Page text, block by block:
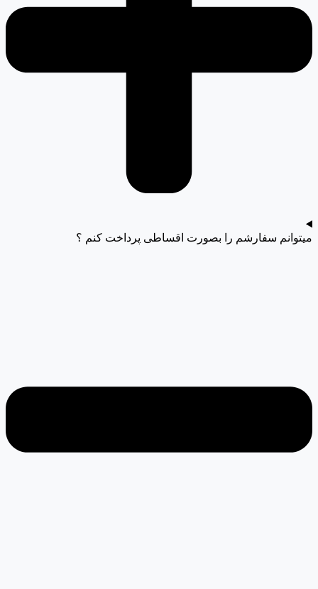
میتوانم سفارشم را بصورت اقساطی پرداخت کنم ؟